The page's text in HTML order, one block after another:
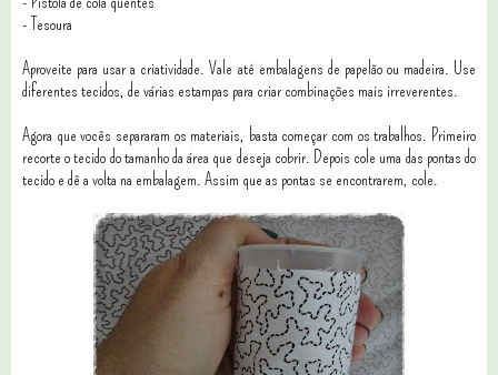
- Tesoura
Aproveite para usar a criatividade. Vale até embalagens de papelão ou madeira. Use
diferentes tecidos, de várias estampas para criar combinações mais irreverentes.
Agora que vocês separaram os materiais, basta começar com os trabalhos. Primeiro
recorte o tecido do tamanho da área que deseja cobrir. Depois cole uma das pontas do
tecido e dê a volta na embalagem. Assim que as pontas se encontrarem, cole.